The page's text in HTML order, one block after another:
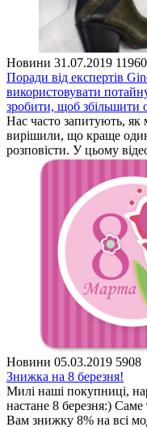
Новини 31.07.2019 11960
Поради від експертів
використовувати
зробити, щоб збільшити
Нас часто запитують, як
вирішили, що краще один
розповісти. У цьому
Новини 05.03.2019 5908
Знижка на 8 березня!
Милі наші покупниці,
настане 8 березня:)
Вам знижку 8% на всі